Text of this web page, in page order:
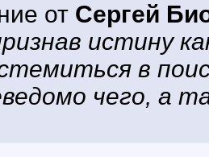
от Сергей
истину
в
чего, а